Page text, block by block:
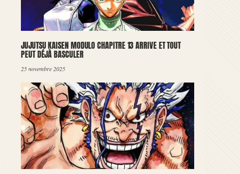
JUJUTSU KAISEN MODULO CHAPITRE 13 ARRIVE ET TOUT
PEUT DÉJÀ BASCULER
25 novembre 2025